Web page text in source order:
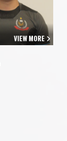
VIEW MORE